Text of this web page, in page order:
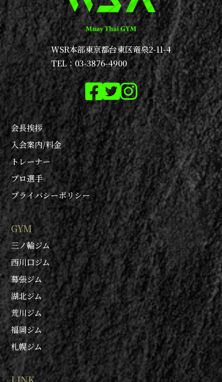
WSR本部東京都台東区竜泉2-11-4
TEL：03-3876-4900
会長挨拶
入会案内/料金
トレーナー
プロ選手
プライバシーポリシー
GYM
三ノ輪ジム
西川口ジム
幕張ジム
湖北ジム
荒川ジム
福岡ジム
札幌ジム